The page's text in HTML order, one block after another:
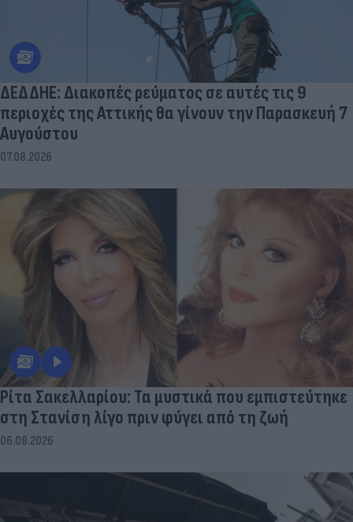
ΔΕΔΔΗΕ: Διακοπές ρεύματος σε αυτές τις 9
περιοχές της Αττικής θα γίνουν την Παρασκευή 7
Αυγούστου
07.08.2026
Ρίτα Σακελλαρίου: Τα μυστικά που εμπιστεύτηκε
στη Στανίση λίγο πριν φύγει από τη ζωή
06.08.2026